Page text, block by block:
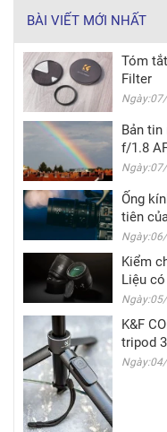
BÀI VIẾT MỚI NHẤT
Tóm
Filter
Bản tin
f/1.8
hấp dẫn
Ống
tiên
Kiểm
Liệu
K&F
tripod
dung